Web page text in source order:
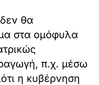
θα
στα ομόφυλα
π.χ. μέσω
η κυβέρνηση